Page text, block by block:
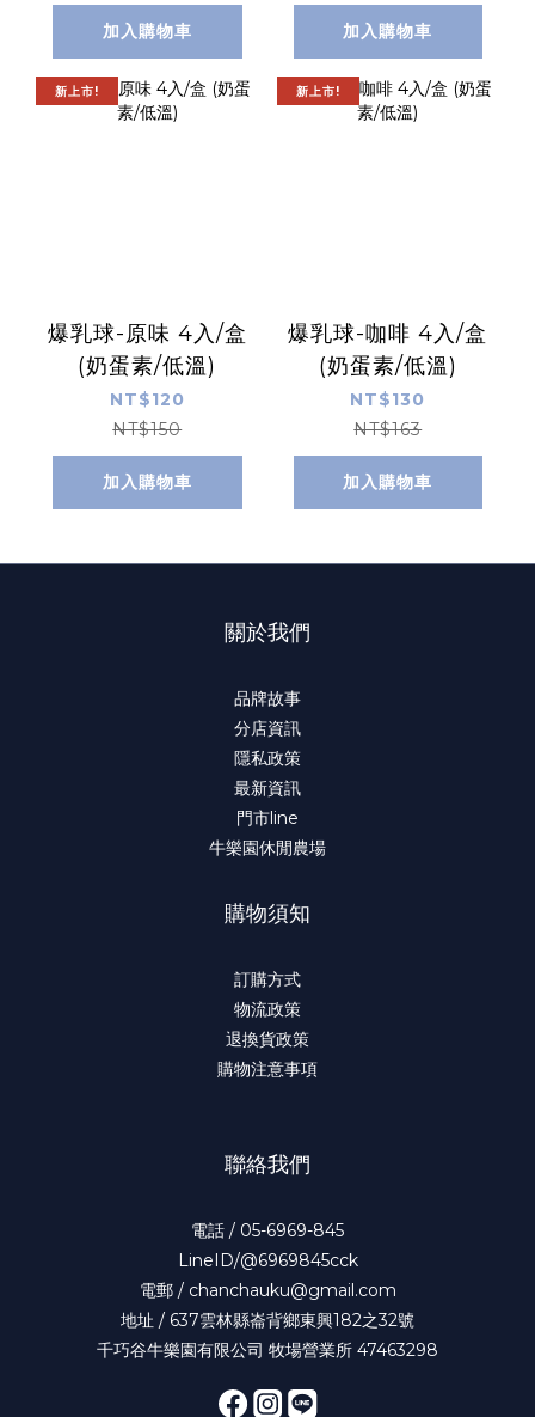
加入購物車 加入購物車
新上市!
爆乳球-原味 4入/盒
(奶蛋素/低溫)
NT$120
NT$150
加入購物車
新上市!
爆乳球-咖啡 4入/盒
(奶蛋素/低溫)
NT$130
NT$163
加入購物車
關於我們
品牌故事
分店資訊
隱私政策
最新資訊
門市line
牛樂園休閒農場
購物須知
訂購方式
物流政策
退換貨政策
購物注意事項
聯絡我們
電話 / 05-6969-845
LineID/@6969845cck
電郵 / chanchauku@gmail.com
地址 / 637雲林縣崙背鄉東興182之32號
千巧谷牛樂園有限公司 牧場營業所 47463298